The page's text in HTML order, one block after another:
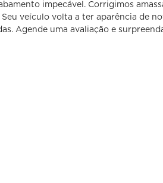
impecável. Corrigimos
veículo volta a ter aparência de
Agende uma avaliação e